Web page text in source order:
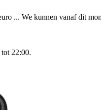
... We kunnen vanaf dit
22:00.